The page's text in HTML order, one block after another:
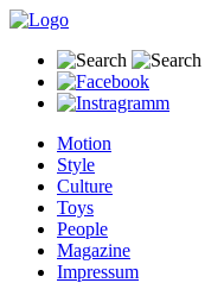
Motion
Style
Culture
Toys
People
Magazine
Impressum